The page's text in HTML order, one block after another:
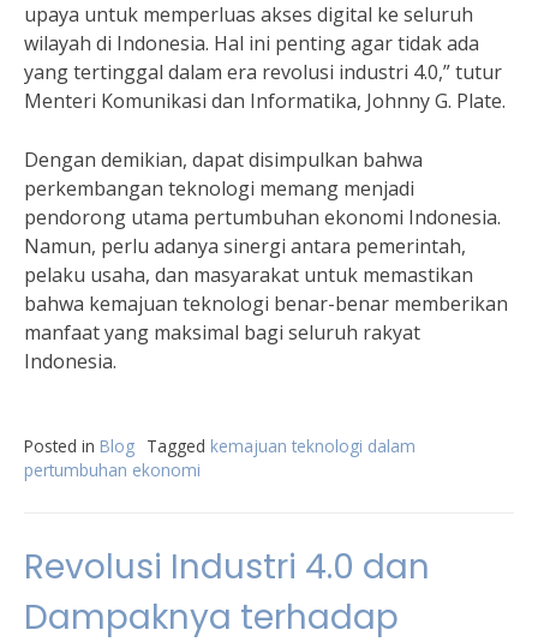
upaya untuk memperluas akses digital ke seluruh
wilayah di Indonesia. Hal ini penting agar tidak ada
yang tertinggal dalam era revolusi industri 4.0,” tutur
Menteri Komunikasi dan Informatika, Johnny G. Plate.
Dengan demikian, dapat disimpulkan bahwa
perkembangan teknologi memang menjadi
pendorong utama pertumbuhan ekonomi Indonesia.
Namun, perlu adanya sinergi antara pemerintah,
pelaku usaha, dan masyarakat untuk memastikan
bahwa kemajuan teknologi benar-benar memberikan
manfaat yang maksimal bagi seluruh rakyat
Indonesia.
Posted in Blog Tagged kemajuan teknologi dalam
pertumbuhan ekonomi
Revolusi Industri 4.0 dan
Dampaknya terhadap